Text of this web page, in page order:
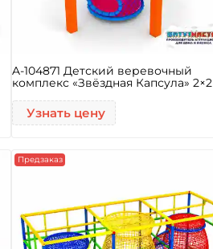
A-104871 Детский веревочный
комплекс «Звёздная Капсула»
Узнать цену
Предзаказ